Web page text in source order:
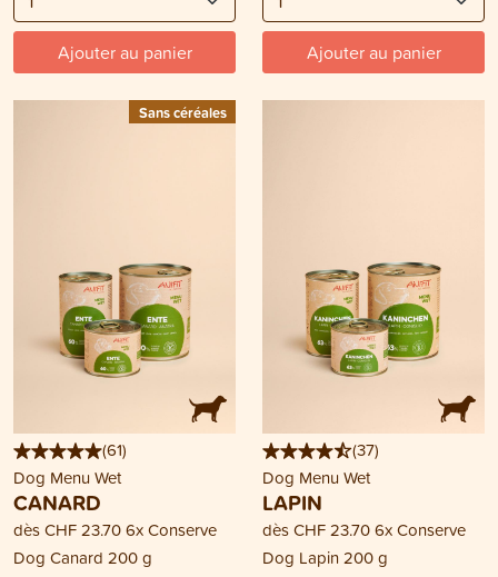
Ajouter au panier Ajouter au panier
Sans céréales
(61)
Dog Menu Wet
CANARD
dèsCHF 23.706x Conserve
Dog Canard 200 g
(37)
Dog Menu Wet
LAPIN
dèsCHF 23.706x Conserve
Dog Lapin 200 g